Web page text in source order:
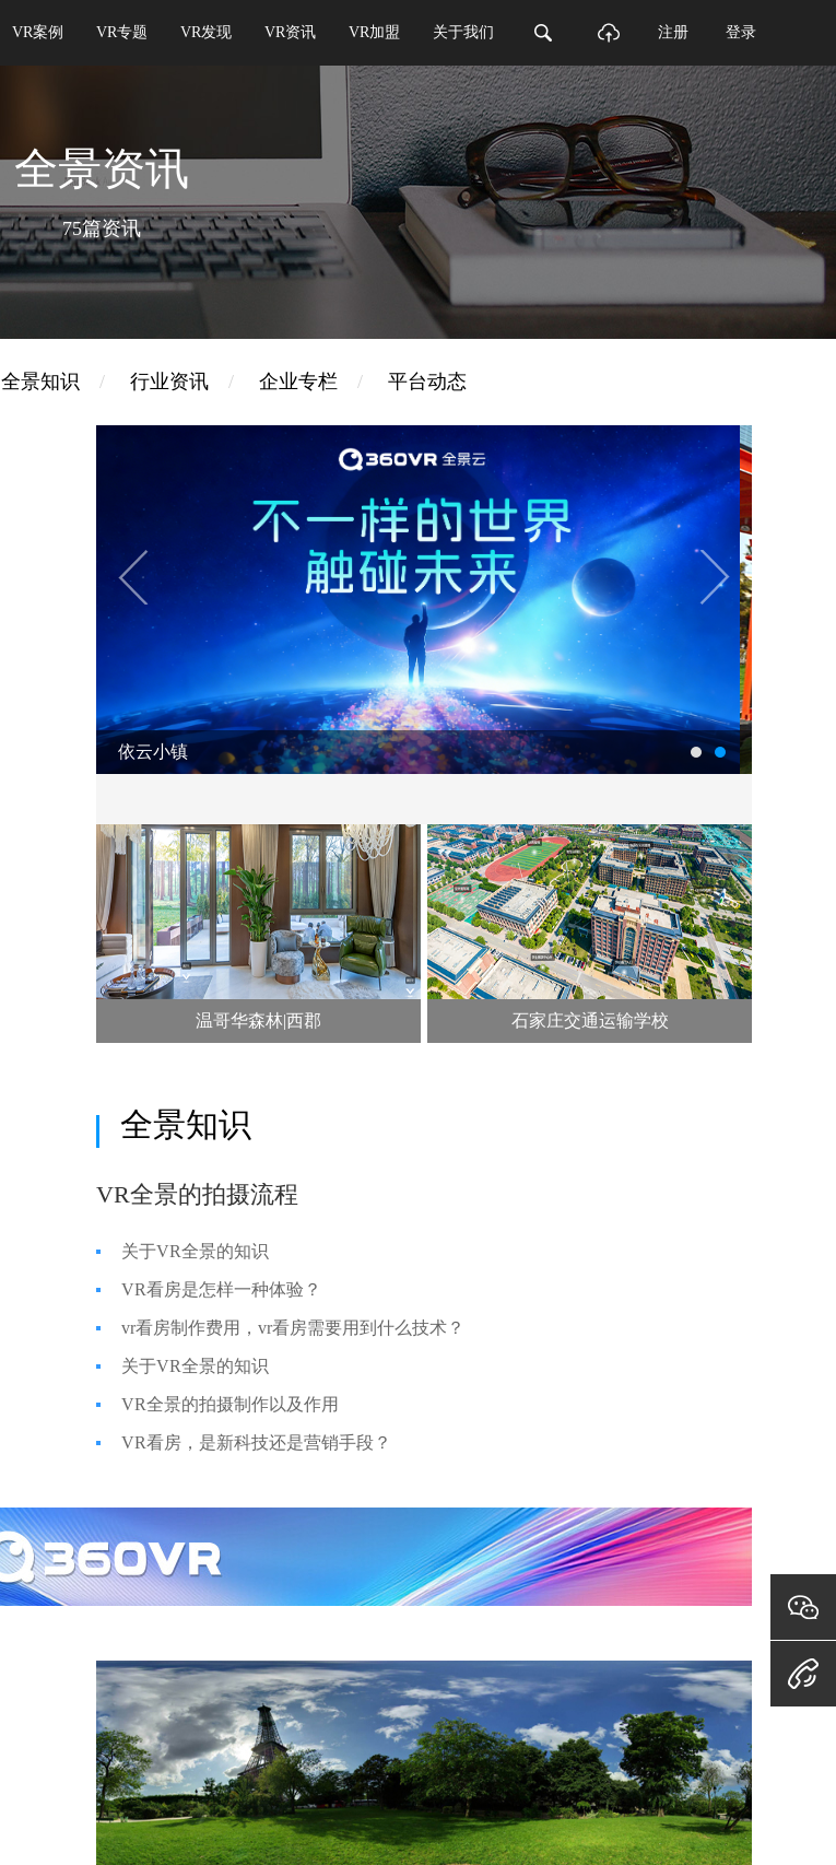
VR案例 VR专题 VR发现 VR资讯 VR加盟 关于我们 注册 登录
全景资讯
75篇资讯
全景知识 / 行业资讯 / 企业专栏 / 平台动态
依云小镇
温哥华森林|西郡 石家庄交通运输学校
全景知识
VR全景的拍摄流程
关于VR全景的知识
VR看房是怎样一种体验？
vr看房制作费用，vr看房需要用到什么技术？
关于VR全景的知识
VR全景的拍摄制作以及作用
VR看房，是新科技还是营销手段？